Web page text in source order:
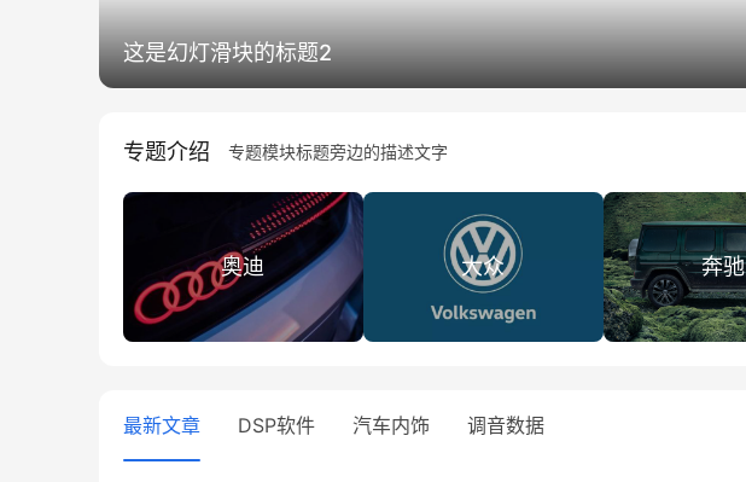
这是幻灯滑块的标题2
专题介绍 专题模块标题旁边的描述文字
奥迪 大众 奔驰
最新文章 DSP软件 汽车内饰 调音数据